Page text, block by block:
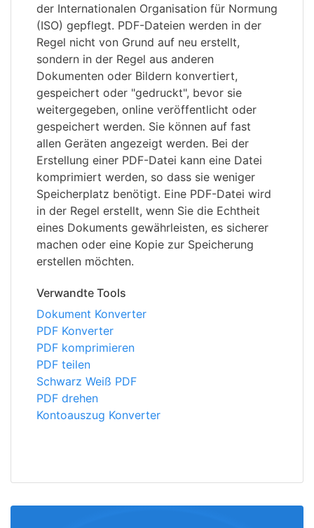
der Internationalen Organisation für Normung
(ISO) gepflegt. PDF-Dateien werden in der
Regel nicht von Grund auf neu erstellt,
sondern in der Regel aus anderen
Dokumenten oder Bildern konvertiert,
gespeichert oder "gedruckt", bevor sie
weitergegeben, online veröffentlicht oder
gespeichert werden. Sie können auf fast
allen Geräten angezeigt werden. Bei der
Erstellung einer PDF-Datei kann eine Datei
komprimiert werden, so dass sie weniger
Speicherplatz benötigt. Eine PDF-Datei wird
in der Regel erstellt, wenn Sie die Echtheit
eines Dokuments gewährleisten, es sicherer
machen oder eine Kopie zur Speicherung
erstellen möchten.
Verwandte Tools
Dokument Konverter
PDF Konverter
PDF komprimieren
PDF teilen
Schwarz Weiß PDF
PDF drehen
Kontoauszug Konverter